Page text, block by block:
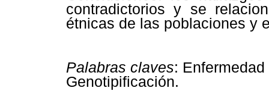
contradictorios y se
étnicas de las poblaciones y
Palabras claves:
Genotipificación.